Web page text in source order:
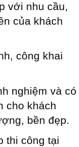
với nhu cầu,
của khách
công khai
nghiệm và có
cho khách
bền đẹp.
thi công tại